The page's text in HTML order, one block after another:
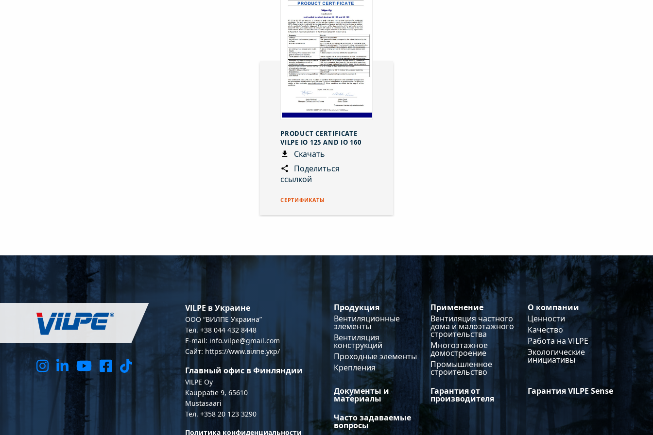
PRODUCT CERTIFICATE
VILPE IO 125 AND IO 160
Скачать
Поделиться
ссылкой
СЕРТИФИКАТЫ
VILPE в Украине
OOO “ВИЛПЕ Украина”
Тел. +38 044 432 8448
E-mail: info.vilpe@gmail.com
Сайт: https://www.вілпе.укр/
Главный офис в Финляндии
VILPE Oy
Kauppatie 9, 65610
Mustasaari
Тел. +358 20 123 3290
Политика конфиденциальности
Продукция
Вентиляционные
элементы
Вентиляция
конструкций
Проходные элементы
Крепления
Применение
Вентиляция частного
дома и малоэтажного
строительства
Многоэтажное
домостроение
Промышленное
строительство
О компании
Ценности
Качество
Работа на VILPE
Экологические
инициативы
Документы и
материалы
Гарантия от
производителя
Гарантия VILPE Sense
Часто задаваемые
вопросы